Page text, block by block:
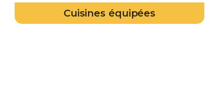
Cuisines équipées